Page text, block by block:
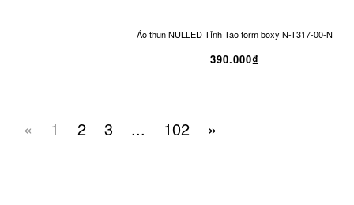
Áo thun NULLED Tỉnh Táo form boxy N-T317-00-N
390.000₫
« 1 2 3 ... 102 »